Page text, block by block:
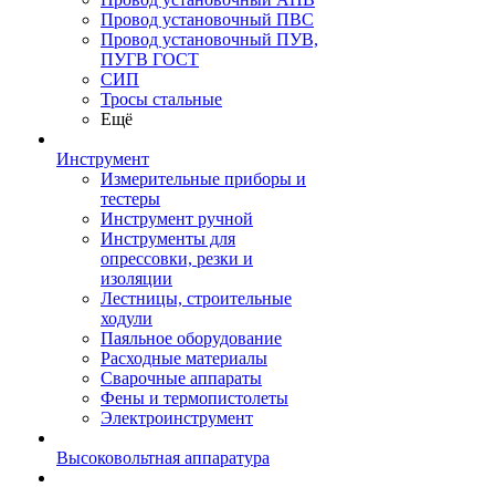
Провод установочный ПВС
Провод установочный ПУВ,
ПУГВ ГОСТ
СИП
Тросы стальные
Ещё
Инструмент
Измерительные приборы и
тестеры
Инструмент ручной
Инструменты для
опрессовки, резки и
изоляции
Лестницы, строительные
ходули
Паяльное оборудование
Расходные материалы
Сварочные аппараты
Фены и термопистолеты
Электроинструмент
Высоковольтная аппаратура